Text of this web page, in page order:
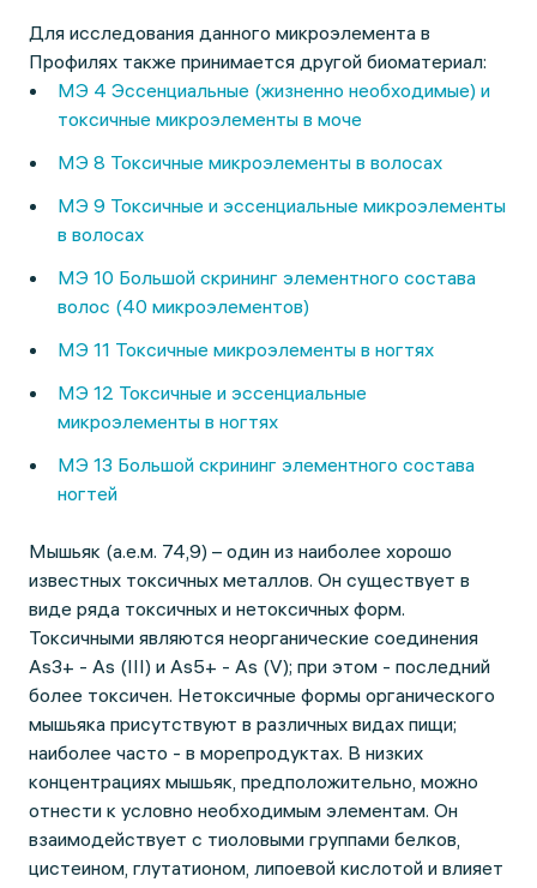
Для исследования данного микроэлемента в
Профилях также принимается другой биоматериал:
МЭ 4 Эссенциальные (жизненно необходимые) и
токсичные микроэлементы в моче
МЭ 8 Токсичные микроэлементы в волосах
МЭ 9 Токсичные и эссенциальные микроэлементы
в волосах
МЭ 10 Большой скрининг элементного состава
волос (40 микроэлементов)
МЭ 11 Токсичные микроэлементы в ногтях
МЭ 12 Токсичные и эссенциальные
микроэлементы в ногтях
МЭ 13 Большой скрининг элементного состава
ногтей
Мышьяк (а.е.м. 74,9) – один из наиболее хорошо
известных токсичных металлов. Он существует в
виде ряда токсичных и нетоксичных форм.
Токсичными являются неорганические соединения
As3+ - As (III) и As5+ - As (V); при этом - последний
более токсичен. Нетоксичные формы органического
мышьяка присутствуют в различных видах пищи;
наиболее часто - в морепродуктах. В низких
концентрациях мышьяк, предположительно, можно
отнести к условно необходимым элементам. Он
взаимодействует с тиоловыми группами белков,
цистеином, глутатионом, липоевой кислотой и влияет